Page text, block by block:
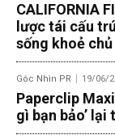
CALIFORNIA
lược tái cấu
sống khoẻ
Góc Nhìn PR 19/06/
Paperclip
gì bạn bảo’